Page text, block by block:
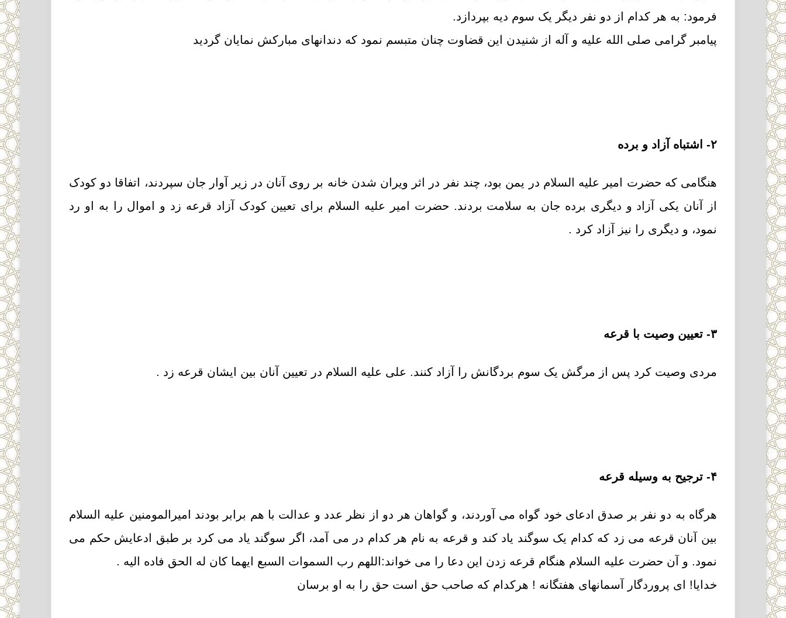
فرمود: به هر کدام از دو نفر دیگر یک سوم دیه بپردازد.
پیامبر گرامى صلى الله علیه و آله از شنیدن این قضاوت چنان متبسم نمود که دندانهاى مبارکش نمایان گردید
۲- اشتباه آزاد و برده
هنگامى که حضرت امیر علیه السلام در یمن بود، چند نفر در اثر ویران شدن خانه بر روى آنان در زیر آوار جان سپردند، اتفاقا دو کودک
از آنان یکى آزاد و دیگرى برده جان به سلامت بردند. حضرت امیر علیه السلام براى تعیین کودک آزاد قرعه زد و اموال را به او رد
نمود، و دیگرى را نیز آزاد کرد .
۳- تعیین وصیت با قرعه
مردى وصیت کرد پس از مرگش یک سوم بردگانش را آزاد کنند. على علیه السلام در تعیین آنان بین ایشان قرعه زد .
۴- ترجیح به وسیله قرعه
هرگاه به دو نفر بر صدق ادعاى خود گواه مى آوردند، و گواهان هر دو از نظر عدد و عدالت با هم برابر بودند امیرالمومنین علیه السلام
بین آنان قرعه مى زد که کدام یک سوگند یاد کند و قرعه به نام هر کدام در مى آمد، اگر سوگند یاد مى کرد بر طبق ادعایش حکم مى
نمود. و آن حضرت علیه السلام هنگام قرعه زدن این دعا را مى خواند:اللهم رب السموات السبع ایهما کان له الحق فاده الیه .
خدایا! اى پروردگار آسمانهاى هفتگانه ! هرکدام که صاحب حق است حق را به او برسان